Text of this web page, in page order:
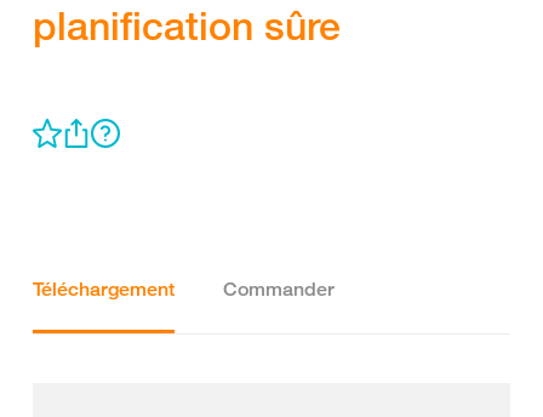
planification sûre
Téléchargement Commander